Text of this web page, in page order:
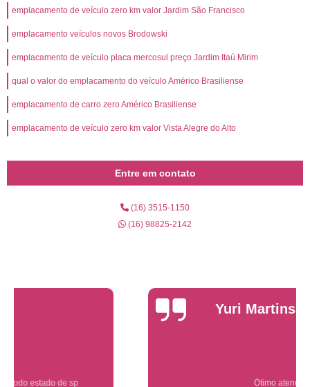
emplacamento de veículo zero km valor Jardim São Francisco
emplacamento veículos novos Brodowski
emplacamento de veículo placa mercosul preço Jardim Itaú Mirim
qual o valor do emplacamento do veículo Américo Brasiliense
emplacamento de carro zero Américo Brasiliense
emplacamento de veículo zero km valor Vista Alegre do Alto
Entre em contato
(16) 3515-1150
(16) 98825-2142
Yuri Martins